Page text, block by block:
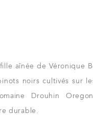
et revendeurs
à Beaune
aînée de Véronique
noirs cultivés sur
Drouhin
durable.